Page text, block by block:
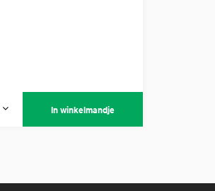
In winkelmandje